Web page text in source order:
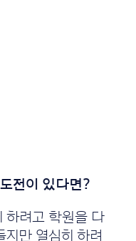
하려고 학원을 다
지만 열심히 하려